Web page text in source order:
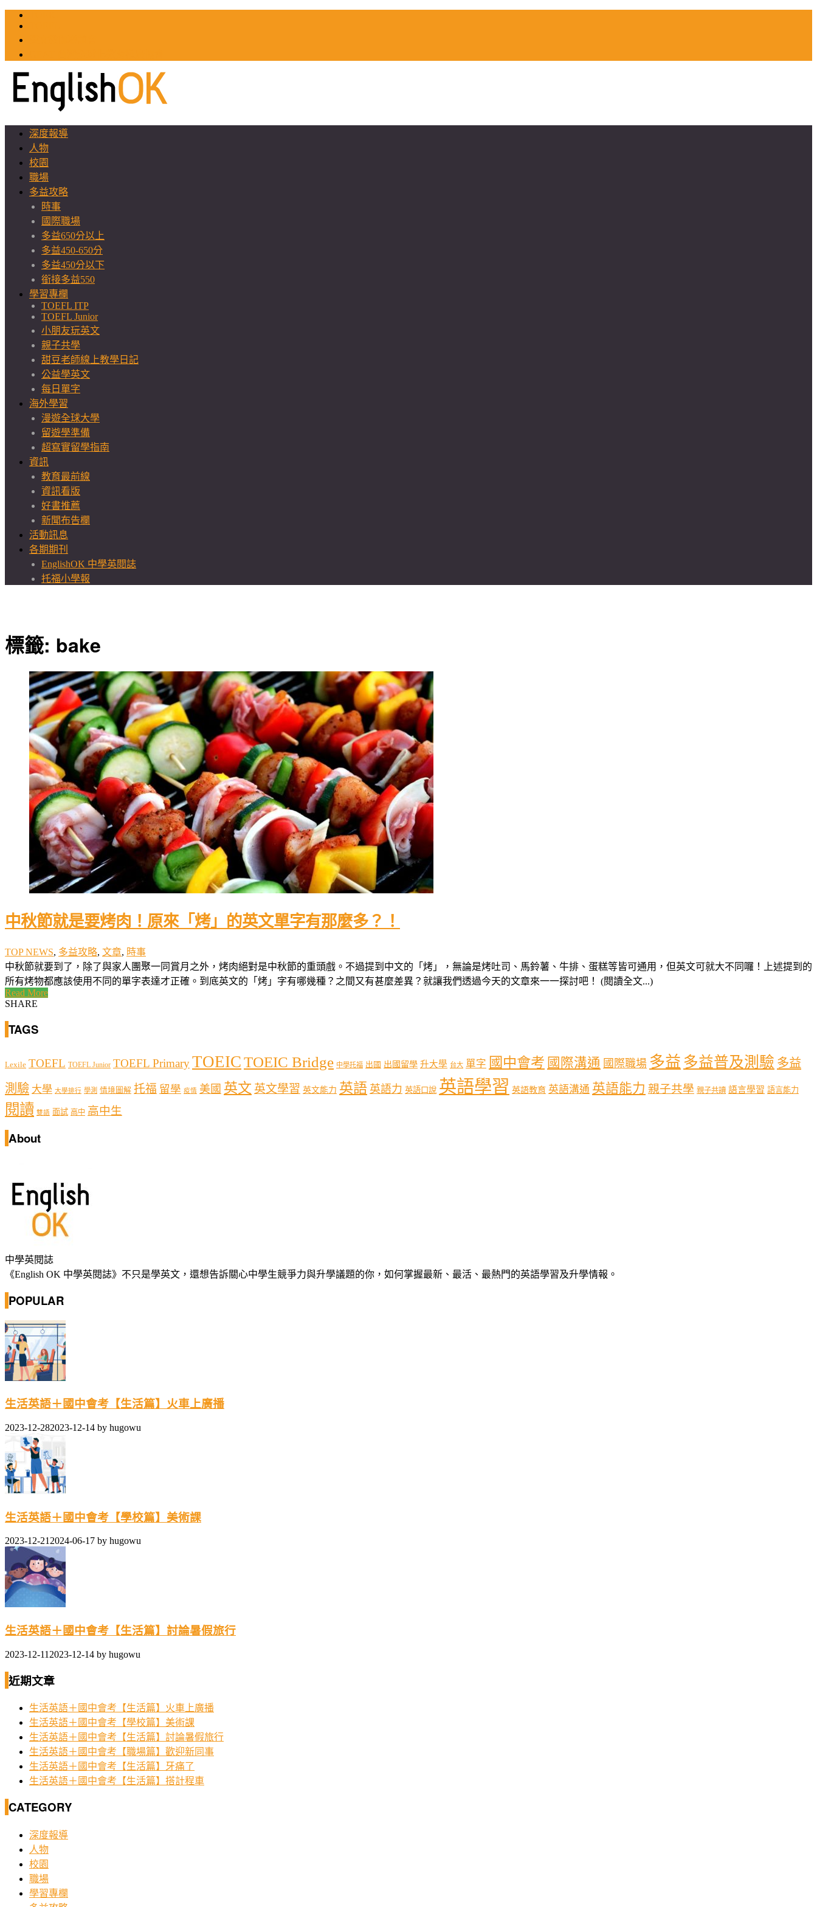
深度報導
人物
校園
職場
多益攻略
時事
國際職場
多益650分以上
多益450-650分
多益450分以下
銜接多益550
學習專欄
TOEFL ITP
TOEFL Junior
小朋友玩英文
親子共學
甜豆老師線上教學日記
公益學英文
每日單字
海外學習
漫遊全球大學
留遊學準備
超寫實留學指南
資訊
教育最前線
資訊看版
好書推薦
新聞布告欄
活動訊息
各期期刊
EnglishOK 中學英閱誌
托福小學報
標籤: bake
中秋節就是要烤肉！原來「烤」的英文單字有那麼多？！
TOP NEWS, 多益攻略, 文章, 時事
中秋節就要到了，除了與家人團聚一同賞月之外，烤肉絕對是中秋節的重頭戲。不過提到中文的「烤」，無論是烤吐司、馬鈴薯、牛排、蛋糕等皆可通用，但英文可就大不同囉！上述提到的
所有烤物都應該使用不同的單字表達才正確。到底英文的「烤」字有哪幾種？之間又有甚麼差異？就讓我們透過今天的文章來一一探討吧！ (閱讀全文...)
Read More
SHARE
TAGS
Lexile TOEFL TOEFL Junior TOEFL PrimaryTOEICTOEIC Bridge 中學托福 出國 出國留學 升大學 台大 單字 國中會考 國際溝通 國際職場 多益 多益普及測驗 多益
測驗 大學 大學排行 學測 情境圖解 托福 留學 疫情 美國 英文 英文學習 英文能力 英語 英語力 英語口說 英語學習 英語教育 英語溝通 英語能力 親子共學 親子共讀 語言學習 語言能力
閱讀 雙語 面試 高中 高中生
About
中學英閱誌
《English OK 中學英閱誌》不只是學英文，還想告訴關心中學生競爭力與升學議題的你，如何掌握最新、最活、最熱門的英語學習及升學情報。
POPULAR
生活英語＋國中會考【生活篇】火車上廣播
2023-12-282023-12-14 by hugowu
生活英語＋國中會考【學校篇】美術課
2023-12-212024-06-17 by hugowu
生活英語＋國中會考【生活篇】討論暑假旅行
2023-12-11 2023-12-14 by hugowu
近期文章
生活英語＋國中會考【生活篇】火車上廣播
生活英語＋國中會考【學校篇】美術課
生活英語＋國中會考【生活篇】討論暑假旅行
生活英語＋國中會考【職場篇】歡迎新同事
生活英語＋國中會考【生活篇】牙痛了
生活英語＋國中會考【生活篇】搭計程車
CATEGORY
深度報導
人物
校園
職場
學習專欄